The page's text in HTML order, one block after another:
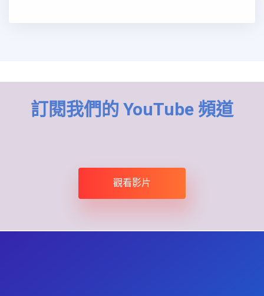
訂閱我們的 YouTube 頻道
觀看影片